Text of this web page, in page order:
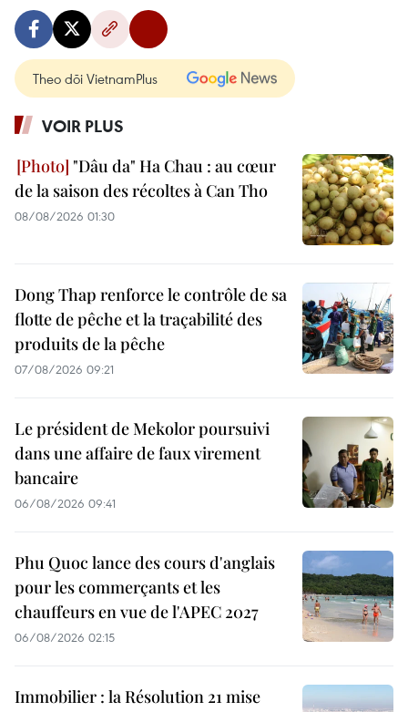
Theo dõi VietnamPlus
VOIR PLUS
"Dâu da" Ha Chau : au cœur
de la saison des récoltes à Can Tho
08/08/2026 01:30
Dong Thap renforce le contrôle de sa
flotte de pêche et la traçabilité des
produits de la pêche
07/08/2026 09:21
Le président de Mekolor poursuivi
dans une affaire de faux virement
bancaire
06/08/2026 09:41
Phu Quoc lance des cours d'anglais
pour les commerçants et les
chauffeurs en vue de l'APEC 2027
06/08/2026 02:15
Immobilier : la Résolution 21 mise